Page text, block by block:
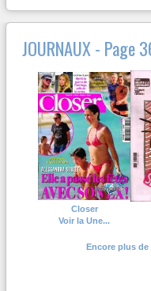
JOURNAUX - Page
Closer
Voir la Une...
Encore plus